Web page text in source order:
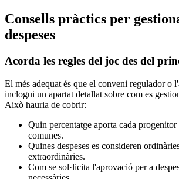
Consells pràctics per
despeses
Acorda les regles del joc des del
El més adequat és que el conveni regulador o
inclogui un apartat detallat sobre com es
Això hauria de cobrir:
Quin percentatge aporta cada progenitor
comunes.
Quines despeses es consideren
extraordinàries.
Com se sol·licita l'aprovació per a